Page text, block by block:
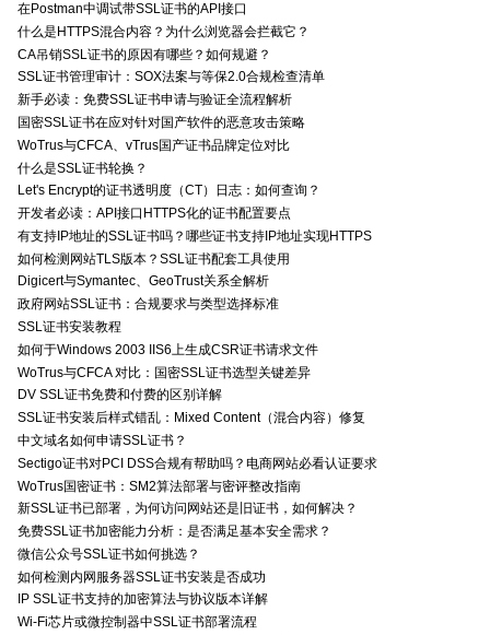
在Postman中调试带SSL证书的API接口
什么是HTTPS混合内容？为什么浏览器会拦截它？
CA吊销SSL证书的原因有哪些？如何规避？
SSL证书管理审计：SOX法案与等保2.0合规检查清单
新手必读：免费SSL证书申请与验证全流程解析
国密SSL证书在应对针对国产软件的恶意攻击策略
WoTrus与CFCA、vTrus国产证书品牌定位对比
什么是SSL证书轮换？
Let's Encrypt的证书透明度（CT）日志：如何查询？
开发者必读：API接口HTTPS化的证书配置要点
有支持IP地址的SSL证书吗？哪些证书支持IP地址实现HTTPS
如何检测网站TLS版本？SSL证书配套工具使用
Digicert与Symantec、GeoTrust关系全解析
政府网站SSL证书：合规要求与类型选择标准
SSL证书安装教程
如何于Windows 2003 IIS6上生成CSR证书请求文件
WoTrus与CFCA 对比：国密SSL证书选型关键差异
DV SSL证书免费和付费的区别详解
SSL证书安装后样式错乱：Mixed Content（混合内容）修复
中文域名如何申请SSL证书？
Sectigo证书对PCI DSS合规有帮助吗？电商网站必看认证要求
WoTrus国密证书：SM2算法部署与密评整改指南
新SSL证书已部署，为何访问网站还是旧证书，如何解决？
免费SSL证书加密能力分析：是否满足基本安全需求？
微信公众号SSL证书如何挑选？
如何检测内网服务器SSL证书安装是否成功
IP SSL证书支持的加密算法与协议版本详解
Wi-Fi芯片或微控制器中SSL证书部署流程